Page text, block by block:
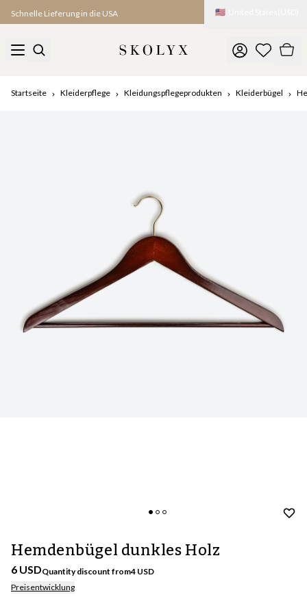
Schnelle Lieferung in die USA 🇺🇸
Startseite Kleiderpflege Kleidungspflegeprodukten Kleiderbügel
Hemdenbügel dunkles Holz
6 USDQuantity discount from4 USD
Preisentwicklung